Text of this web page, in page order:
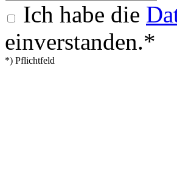
Ich habe die
einverstanden.*
*) Pflichtfeld